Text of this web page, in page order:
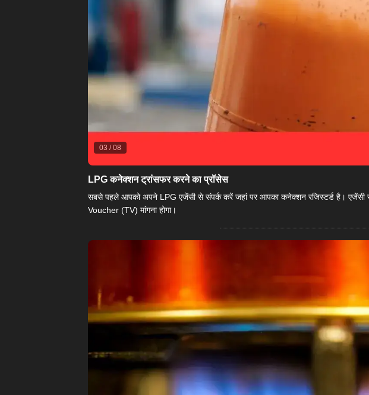
03 /08
LPG कनेक्शन ट्रांसफर करने का प्रॉसेस
सबसे पहले आपको अपने LPG एजेंसी से संपर्क करें जहां पर आपका कनेक्शन रजिस्टर्ड है।
Voucher (TV) मांगना होगा।